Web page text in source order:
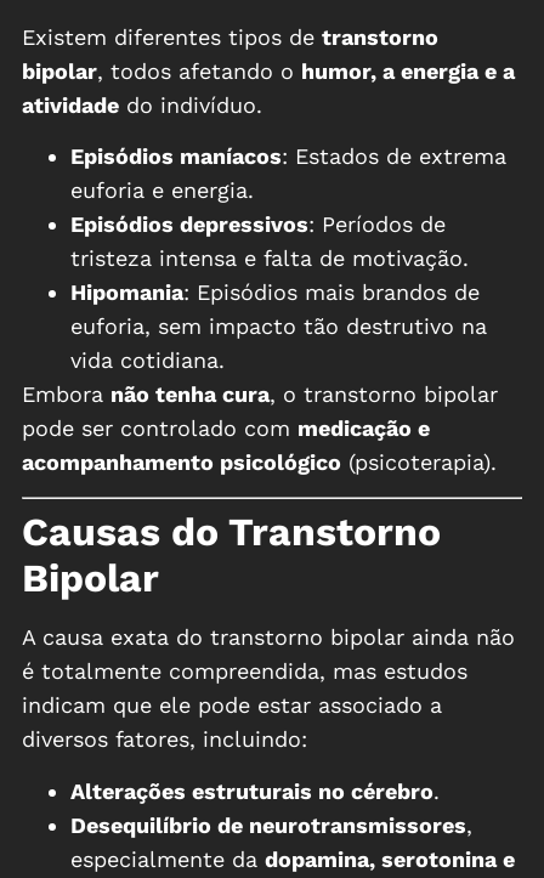
Existem diferentes tipos de transtorno
bipolar, todos afetando o humor, a energia e a
atividade do indivíduo.
Episódios maníacos: Estados de extrema
euforia e energia.
Episódios depressivos: Períodos de
tristeza intensa e falta de motivação.
Hipomania: Episódios mais brandos de
euforia, sem impacto tão destrutivo na
vida cotidiana.
Embora não tenha cura, o transtorno bipolar
pode ser controlado com medicação e
acompanhamento psicológico (psicoterapia).
Causas do Transtorno
Bipolar
A causa exata do transtorno bipolar ainda não
é totalmente compreendida, mas estudos
indicam que ele pode estar associado a
diversos fatores, incluindo:
Alterações estruturais no cérebro.
Desequilíbrio de neurotransmissores,
especialmente da dopamina, serotonina e